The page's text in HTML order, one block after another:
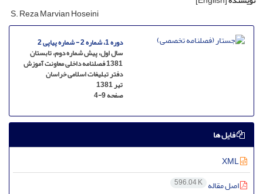
S. Reza Marvian Hoseini
دوره 1، شماره 2 - شماره پیاپی 2
سال اول، پیش شماره دوم، تابستان
1381 فصلنامه داخلی معاونت آموزش
دفتر تبلیغات اسلامی خراسان
تیر 1381
صفحه4-9
فایل ها
اصل مقاله 596.04 K